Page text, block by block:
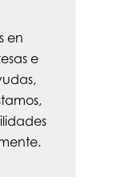
en
e